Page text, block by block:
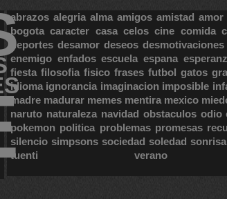
abrazos alegria alma amigos amistad amor
bogota caracter casa celos cine comida
deportes desamor deseos desmotivaciones
enemigo enfados escuela espana
fiesta filosofia fisico frases futbol gatos
idioma ignorancia imaginacion imposible
madre madurar memes mentira mexico
naruto naturaleza navidad obstaculos odio
pokemon politica problemas promesas
silencio simpsons sociedad soledad sonrisa
tuenti
verano